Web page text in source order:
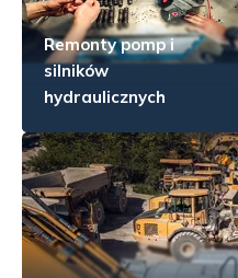
Remonty pomp i
silników
hydraulicznych